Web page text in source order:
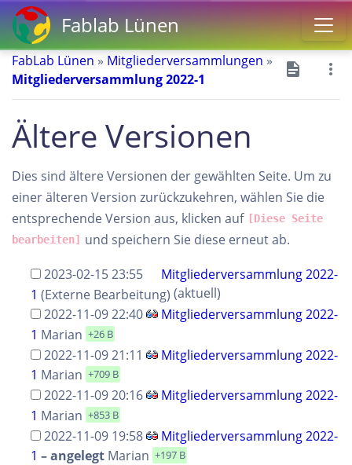
Fablab Lünen
FabLab Lünen » Mitgliederversammlungen »
Mitgliederversammlung 2022-1
Ältere Versionen
Dies sind ältere Versionen der gewählten Seite. Um zu
einer älteren Version zurückzukehren, wählen Sie die
entsprechende Version aus, klicken auf
[Diese Seite
bearbeiten]
und speichern Sie diese erneut ab.
2023-02-15 23:55
Mitgliederversammlung 2022-
1 (Externe Bearbeitung) (aktuell)
2022-11-09 22:40
Mitgliederversammlung 2022-
1 Marian +26 B
2022-11-09 21:11
Mitgliederversammlung 2022-
1 Marian +709 B
2022-11-09 20:16
Mitgliederversammlung 2022-
1 Marian +853 B
2022-11-09 19:58
Mitgliederversammlung 2022-
1 –angelegt Marian +197 B